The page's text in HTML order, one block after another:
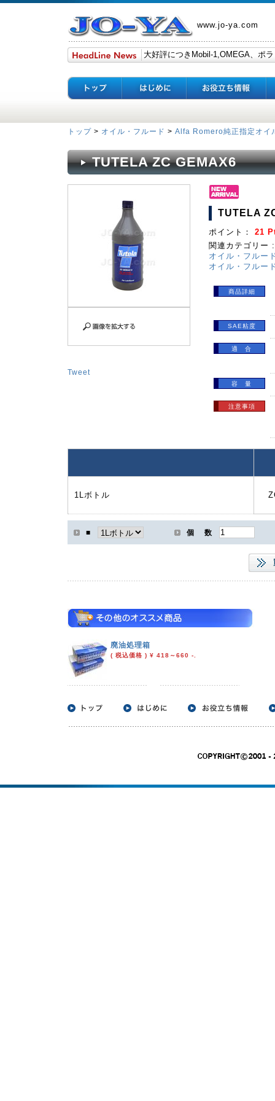
www.jo-ya.com
トップ > オイル・フルード > Alfa Romero純正指定オイ
TUTELA ZC GEMAX6
Tweet
TUTELA
ポイント： 21
関連カテゴリー :
オイル・フルー
オイル・フルー
商品詳細
SAE粘度
適 合
容 量
注意事項
1Lボトル
■ 個 数
廃油処理箱
( 税込価格 ) ¥ 418～660 -.